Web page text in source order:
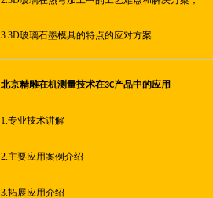
3.3D玻璃石墨模具的特点的应对方案
北京精雕在机测量技术在3C产品中的应用
1.专业技术讲解
2.主要应用案例介绍
3.拓展应用介绍